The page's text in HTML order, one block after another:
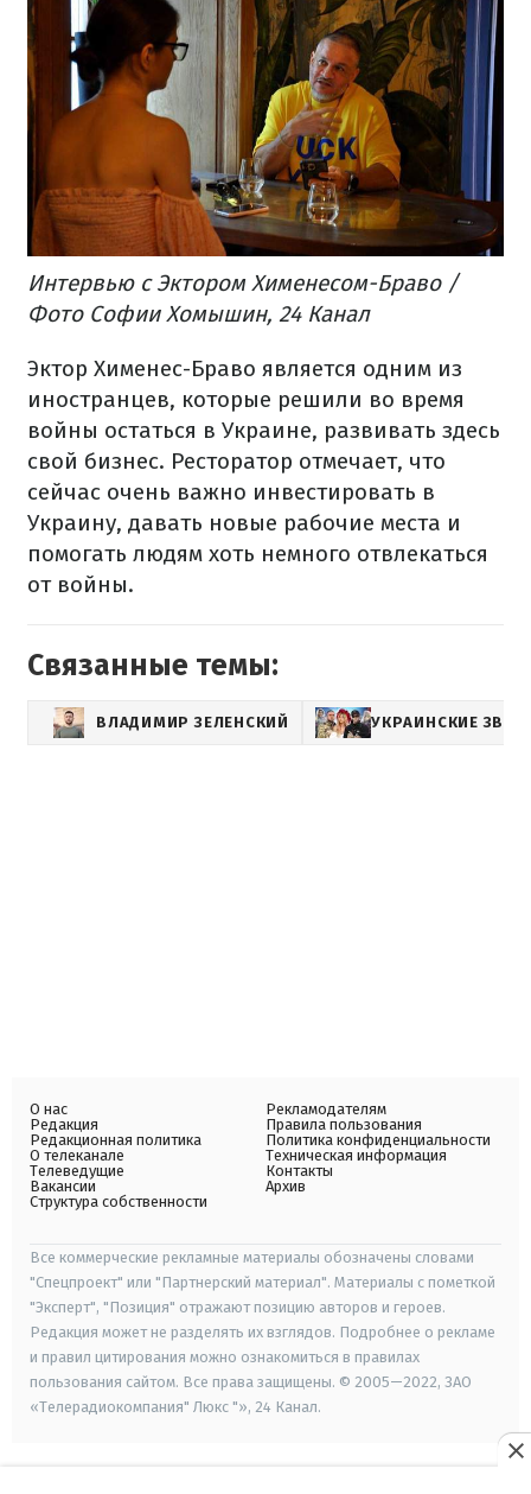
Интервью с Эктором Хименесом-Браво /
Фото Софии Хомышин, 24 Канал
Эктор Хименес-Браво является одним из
иностранцев, которые решили во время
войны остаться в Украине, развивать здесь
свой бизнес. Ресторатор отмечает, что
сейчас очень важно инвестировать в
Украину, давать новые рабочие места и
помогать людям хоть немного отвлекаться
от войны.
Связанные темы:
ВЛАДИМИР ЗЕЛЕНСКИЙ УКРАИНСКИЕ
О нас
Редакция
Редакционная политика
О телеканале
Телеведущие
Вакансии
Структура собственности
Рекламодателям
Правила пользования
Политика конфиденциальности
Техническая информация
Контакты
Архив
Все коммерческие рекламные материалы обозначены словами
"Спецпроект" или "Партнерский материал". Материалы с пометкой
"Эксперт", "Позиция" отражают позицию авторов и героев.
Редакция может не разделять их взглядов. Подробнее о рекламе
и правил цитирования можно ознакомиться в правилах
пользования сайтом. Все права защищены. © 2005—2022, ЗАО
«Телерадиокомпания" Люкс "», 24 Канал.